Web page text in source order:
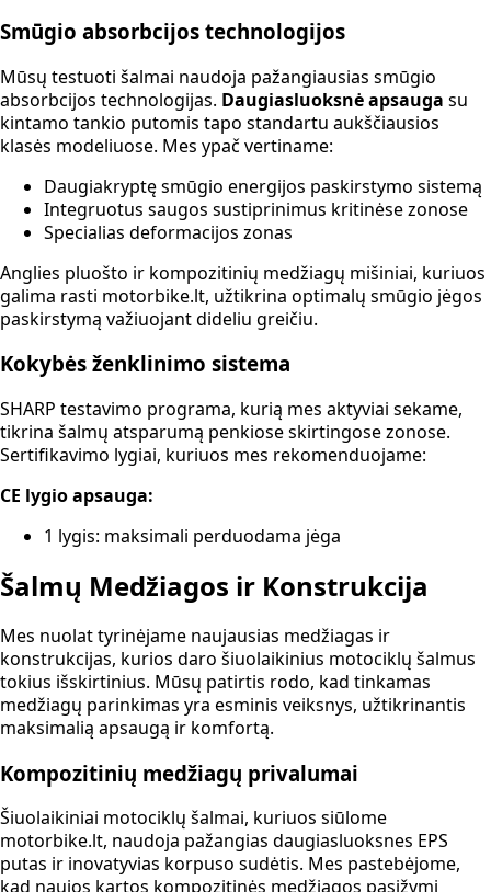
Smūgio absorbcijos technologijos
Mūsų testuoti šalmai naudoja pažangiausias smūgio
absorbcijos technologijas. Daugiasluoksnė apsauga su
kintamo tankio putomis tapo standartu aukščiausios
klasės modeliuose. Mes ypač vertiname:
Daugiakryptę smūgio energijos paskirstymo sistemą
Integruotus saugos sustiprinimus kritinėse zonose
Specialias deformacijos zonas
Anglies pluošto ir kompozitinių medžiagų mišiniai, kuriuos
galima rasti motorbike.lt, užtikrina optimalų smūgio jėgos
paskirstymą važiuojant dideliu greičiu.
Kokybės ženklinimo sistema
SHARP testavimo programa, kurią mes aktyviai sekame,
tikrina šalmų atsparumą penkiose skirtingose zonose.
Sertifikavimo lygiai, kuriuos mes rekomenduojame:
CE lygio apsauga:
1 lygis: maksimali perduodama jėga
Šalmų Medžiagos ir Konstrukcija
Mes nuolat tyrinėjame naujausias medžiagas ir
konstrukcijas, kurios daro šiuolaikinius motociklų šalmus
tokius išskirtinius. Mūsų patirtis rodo, kad tinkamas
medžiagų parinkimas yra esminis veiksnys, užtikrinantis
maksimalią apsaugą ir komfortą.
Kompozitinių medžiagų privalumai
Šiuolaikiniai motociklų šalmai, kuriuos siūlome
motorbike.lt, naudoja pažangias daugiasluoksnes EPS
putas ir inovatyvias korpuso sudėtis. Mes pastebėjome,
kad naujos kartos kompozitinės medžiagos pasižymi